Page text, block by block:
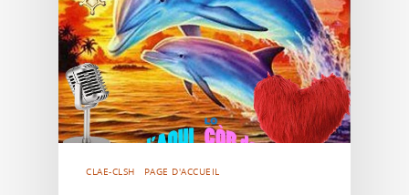
CLAE-CLSH PAGE D'ACCUEIL